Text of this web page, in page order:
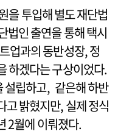
을 투입해 별도 재단법
법인 출연을 통해 택시
업과의 동반성장, 정
하겠다는 구상이었다.
설립하고, 같은해 하반
고 밝혔지만, 실제 정식
2월에 이뤄졌다.